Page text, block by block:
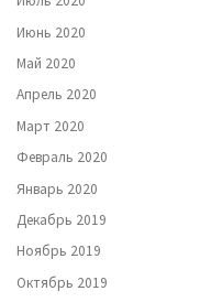
Июнь 2020
Май 2020
Апрель 2020
Март 2020
Февраль 2020
Январь 2020
Декабрь 2019
Ноябрь 2019
Октябрь 2019